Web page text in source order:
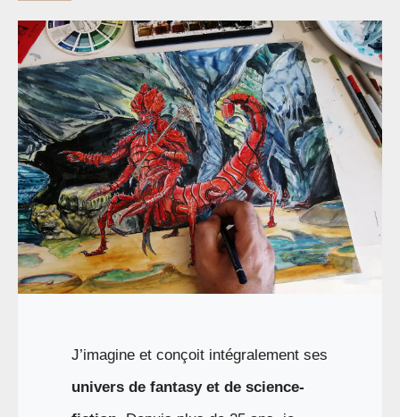
J’imagine et conçoit intégralement ses
univers de fantasy et de science-